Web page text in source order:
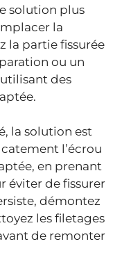
solution plus
la
la partie fissurée
ou un
des
la solution est
l’écrou
en prenant
éviter de fissurer
démontez
les filetages
de remonter